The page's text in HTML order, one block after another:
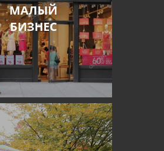
МАЛЫЙ
БИЗНЕС